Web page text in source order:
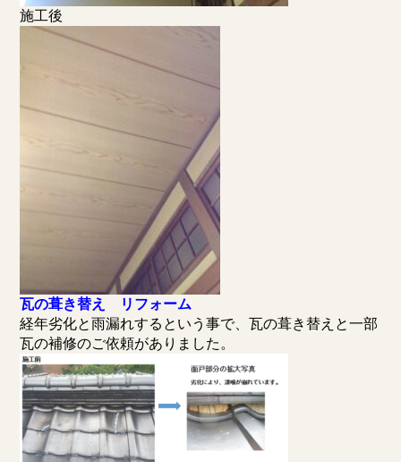
施工後
瓦の葺き替え リフォーム
経年劣化と雨漏れするという事で、瓦の葺き替えと一部
瓦の補修のご依頼がありました。